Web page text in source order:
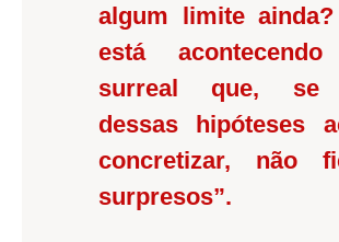
algum limite
está
surreal que, se
dessas hipóteses
concretizar, não
surpresos”.